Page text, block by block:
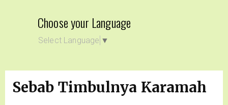
Choose your Language
Select Language ▼
Sebab Timbulnya Karamah